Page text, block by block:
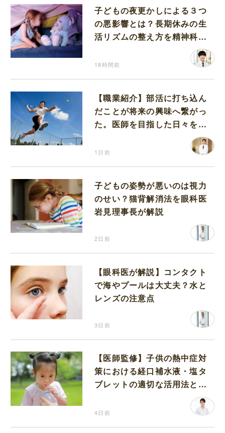
子どもの夜更かしによる３つ
の悪影響とは？長期休みの生
活リズムの整え方を精神科医
18時間前
【職業紹介】部活に打ち込ん
だことが将来の興味へ繋がっ
た。医師を目指した日々を振
1日前
子どもの姿勢が悪いのは視力
のせい？猫背解消法を眼科医
岩見理事長が解説
2日前
【眼科医が解説】コンタクト
で海やプールは大丈夫？水と
レンズの注意点
3日前
【医師監修】子供の熱中症対
策における経口補水液・塩タ
ブレットの適切な活用法と水
4日前